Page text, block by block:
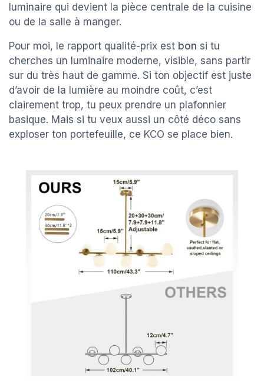
luminaire qui devient la pièce centrale de la cuisine
ou de la salle à manger.
Pour moi, le rapport qualité-prix est bon si tu
cherches un luminaire moderne, visible, sans partir
sur du très haut de gamme. Si ton objectif est juste
d’avoir de la lumière au moindre coût, c’est
clairement trop, tu peux prendre un plafonnier
basique. Mais si tu veux aussi un côté déco sans
exploser ton portefeuille, ce KCO se place bien.